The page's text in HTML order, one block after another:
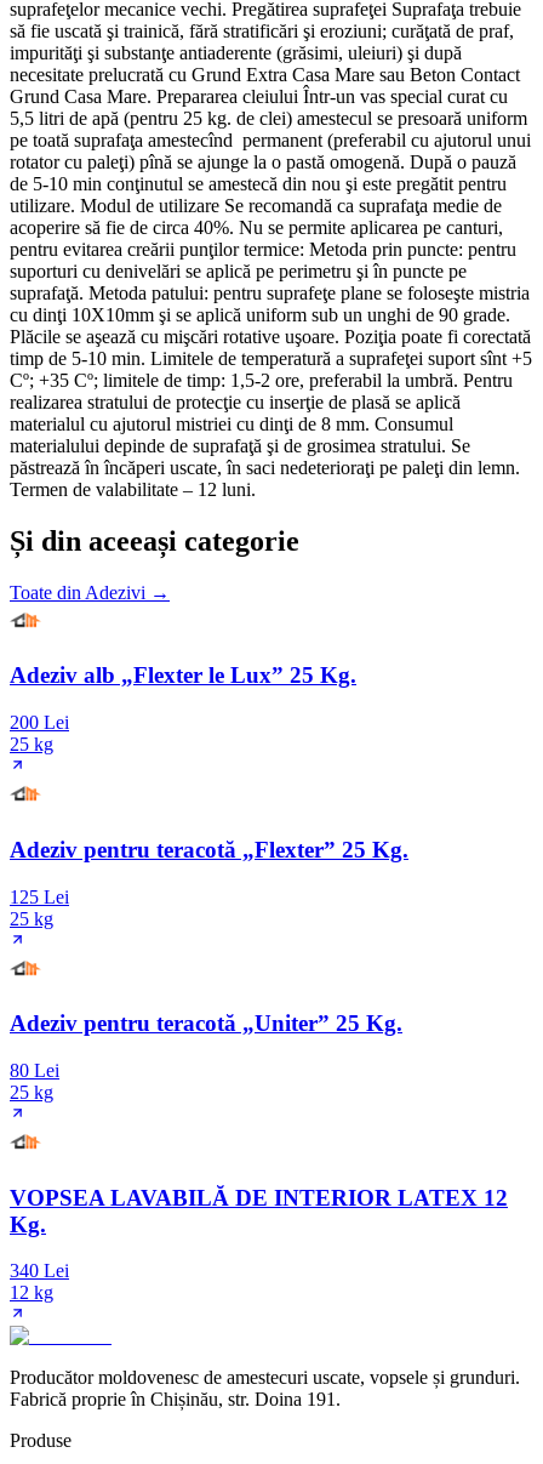
suprafeţelor mecanice vechi. Pregătirea suprafeţei Suprafaţa trebuie
să fie uscată şi trainică, fără stratificări şi eroziuni; curăţată de praf,
impurităţi şi substanţe antiaderente (grăsimi, uleiuri) şi după
necesitate prelucrată cu Grund Extra Casa Mare sau Beton Contact
Grund Casa Mare. Prepararea cleiului Într-un vas special curat cu
5,5 litri de apă (pentru 25 kg. de clei) amestecul se presoară uniform
pe toată suprafaţa amestecînd permanent (preferabil cu ajutorul unui
rotator cu paleţi) pînă se ajunge la o pastă omogenă. După o pauză
de 5-10 min conţinutul se amestecă din nou şi este pregătit pentru
utilizare. Modul de utilizare Se recomandă ca suprafaţa medie de
acoperire să fie de circa 40%. Nu se permite aplicarea pe canturi,
pentru evitarea creării punţilor termice: Metoda prin puncte: pentru
suporturi cu denivelări se aplică pe perimetru şi în puncte pe
suprafaţă. Metoda patului: pentru suprafeţe plane se foloseşte mistria
cu dinţi 10X10mm şi se aplică uniform sub un unghi de 90 grade.
Plăcile se aşează cu mişcări rotative uşoare. Poziţia poate fi corectată
timp de 5-10 min. Limitele de temperatură a suprafeţei suport sînt +5
Cº; +35 Cº; limitele de timp: 1,5-2 ore, preferabil la umbră. Pentru
realizarea stratului de protecţie cu inserţie de plasă se aplică
materialul cu ajutorul mistriei cu dinţi de 8 mm. Consumul
materialului depinde de suprafaţă şi de grosimea stratului. Se
păstrează în încăperi uscate, în saci nedeterioraţi pe paleţi din lemn.
Termen de valabilitate – 12 luni.
Și din aceeași categorie
Toate din Adezivi →
Adeziv alb „Flexter le Lux” 25 Kg.
200 Lei
25 kg
Adeziv pentru teracotă „Flexter” 25 Kg.
125 Lei
25 kg
Adeziv pentru teracotă „Uniter” 25 Kg.
80 Lei
25 kg
VOPSEA LAVABILĂ DE INTERIOR LATEX 12
Kg.
340 Lei
12 kg
Producător moldovenesc de amestecuri uscate, vopsele și grunduri.
Fabrică proprie în Chișinău, str. Doina 191.
Produse